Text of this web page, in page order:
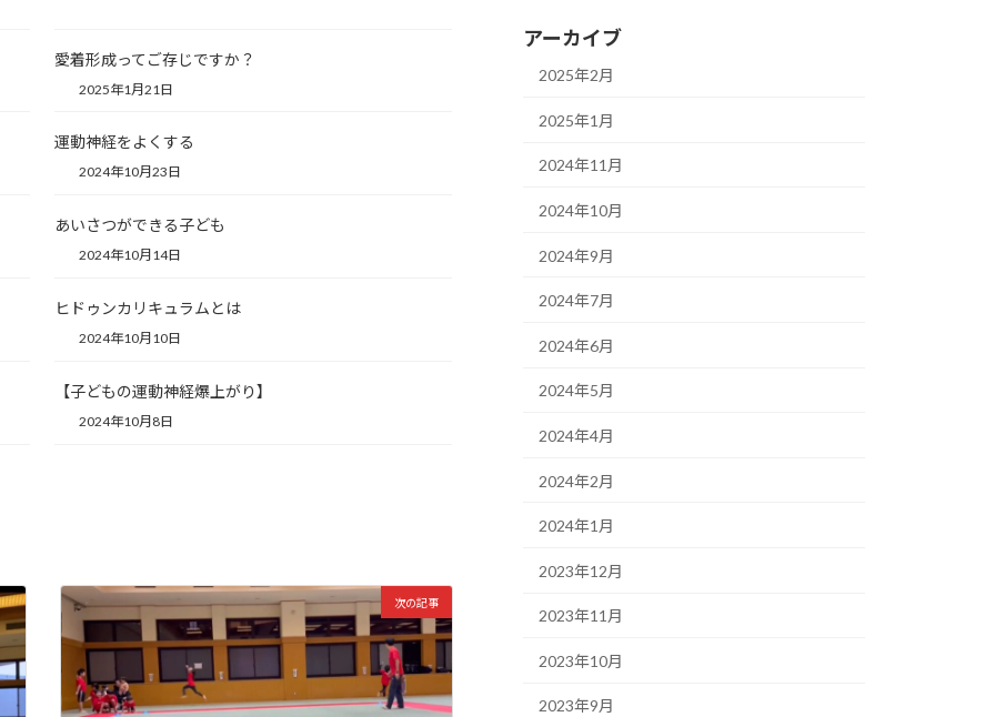
愛着形成ってご存じですか？
2025年1月21日
運動神経をよくする
2024年10月23日
あいさつができる子ども
2024年10月14日
ヒドゥンカリキュラムとは
2024年10月10日
【子どもの運動神経爆上がり】
2024年10月8日
次の記事
アーカイブ
2025年2月
2025年1月
2024年11月
2024年10月
2024年9月
2024年7月
2024年6月
2024年5月
2024年4月
2024年2月
2024年1月
2023年12月
2023年11月
2023年10月
2023年9月